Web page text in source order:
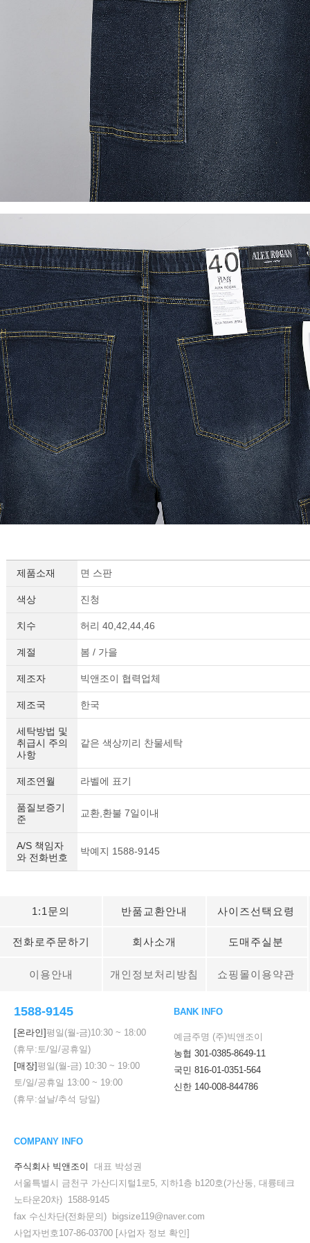
제품소재 면 스판
색상 진청
치수 허리 40,42,44,46
계절 봄 / 가을
제조자 빅앤조이 협력업체
제조국 한국
세탁방법 및
취급시 주의
사항
같은 색상끼리 찬물세탁
제조연월 라벨에 표기
품질보증기
준
교환,환불 7일이내
A/S 책임자
와 전화번호
박예지 1588-9145
1:1문의 반품교환안내 사이즈선택요령
전화로주문하기 회사소개 도매주실분
이용안내 개인정보처리방침 쇼핑몰이용약관
1588-9145
[온라인]평일(월-금)10:30 ~ 18:00
(휴무:토/일/공휴일)
[매장]평일(월-금) 10:30 ~ 19:00
토/일/공휴일 13:00 ~ 19:00
(휴무:설날/추석 당일)
BANK INFO
예금주명 (주)빅앤조이
농협 301-0385-8649-11
국민 816-01-0351-564
신한 140-008-844786
COMPANY INFO
주식회사 빅앤조이
대표 박성권
서울특별시 금천구 가산디지털1로5, 지하1층 b120호(가산동, 대륭테크
노타운20차) 1588-9145
fax 수신차단(전화문의) bigsize119@naver.com
사업자번호107-86-03700 [사업자 정보 확인]